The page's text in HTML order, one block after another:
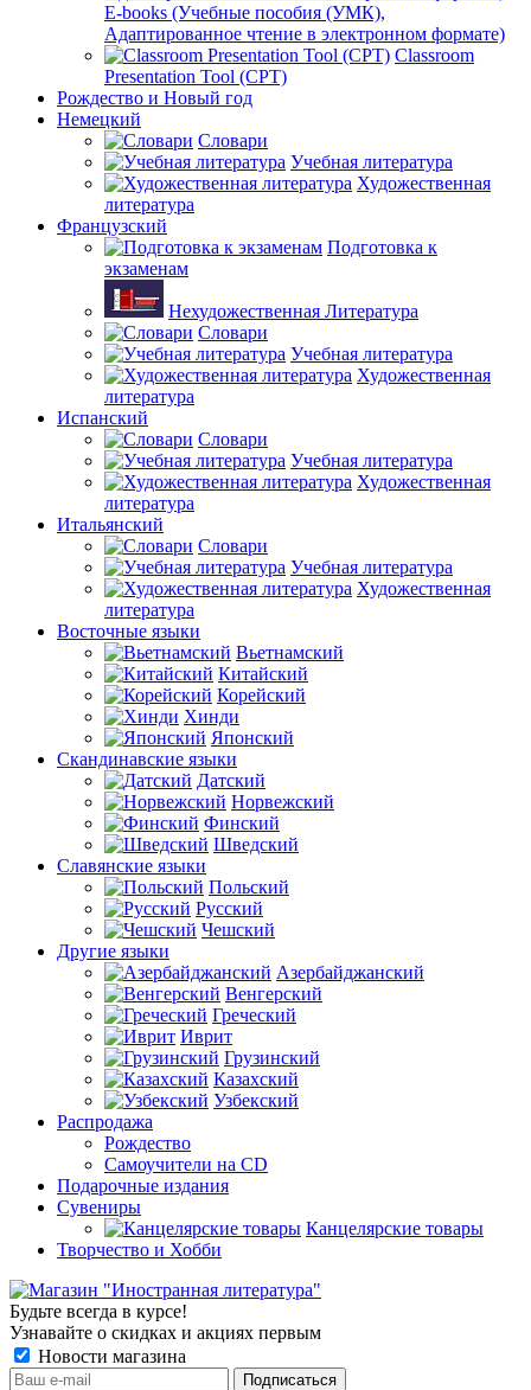
E-books (Учебные пособия (УМК),
Адаптированное чтение в электронном формате)
Classroom
Presentation Tool (CPT)
Рождество и Новый год
Немецкий
Словари
Учебная литература
Художественная
литература
Французский
Подготовка к
экзаменам
Нехудожественная Литература
Словари
Учебная литература
Художественная
литература
Испанский
Словари
Учебная литература
Художественная
литература
Итальянский
Словари
Учебная литература
Художественная
литература
Восточные языки
Вьетнамский
Китайский
Корейский
Хинди
Японский
Скандинавские языки
Датский
Норвежский
Финский
Шведский
Славянские языки
Польский
Русский
Чешский
Другие языки
Азербайджанский
Венгерский
Греческий
Иврит
Грузинский
Казахский
Узбекский
Распродажа
Рождество
Самоучители на CD
Подарочные издания
Сувениры
Канцелярские товары
Творчество и Хобби
Будьте всегда в курсе!
Узнавайте о скидках и акциях первым
Новости магазина